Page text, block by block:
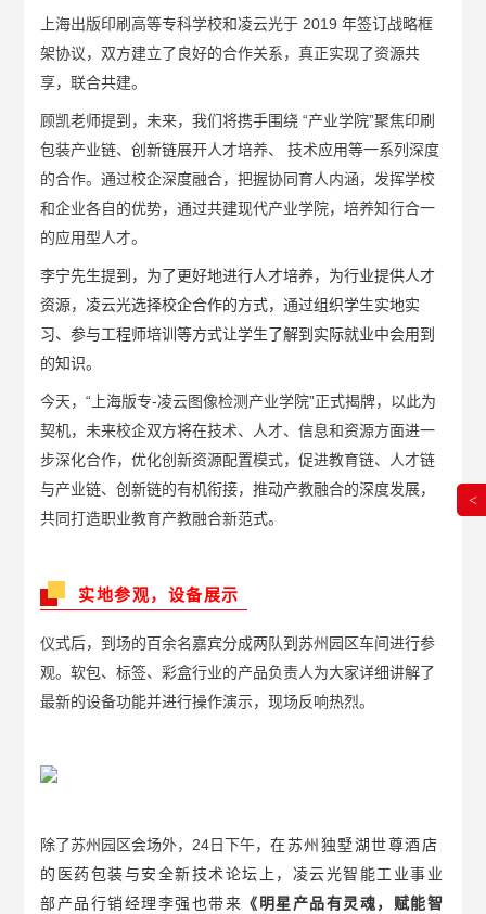
上海出版印刷高等专科学校和凌云光于 2019 年签订战略框
架协议，双方建立了良好的合作关系，真正实现了资源共
享，联合共建。
顾凯老师提到，未来，我们将携手围绕 “产业学院”聚焦印刷
包装产业链、创新链展开人才培养、 技术应用等一系列深度
的合作。通过校企深度融合，把握协同育人内涵，发挥学校
和企业各自的优势，通过共建现代产业学院，培养知行合一
的应用型人才。
李宁先生提到， 为了更好地进行人才培养，为行业提供人才
资源，凌云光选择校企合作的方式，通过组织学生实地实
习、参与工程师培训等方式让学生了解到实际就业中会用到
的知识。
今天，“上海版专-凌云图像检测产业学院”正式揭牌，以此为
契机，未来校企双方将在技术、人才、信息和资源方面进一
步深化合作，优化创新资源配置模式，促进教育链、人才链
与产业链、创新链的有机衔接，推动产教融合的深度发展，
共同打造职业教育产教融合新范式。
实地参观，设备展示
仪式后，到场的百余名嘉宾分成两队到苏州园区车间进行参
观。软包、标签、彩盒行业的产品负责人为大家详细讲解了
最新的设备功能并进行操作演示，现场反响热烈。
除了苏州园区会场外，24日下午，在苏州独墅湖世尊酒店
的医药包装与安全新技术论坛上，凌云光智能工业事业
部产品行销经理李强也带来 《明星产品有灵魂，赋能智
<